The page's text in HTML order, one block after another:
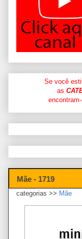
Se você
as
Mãe - 1719
categorias >> Mãe